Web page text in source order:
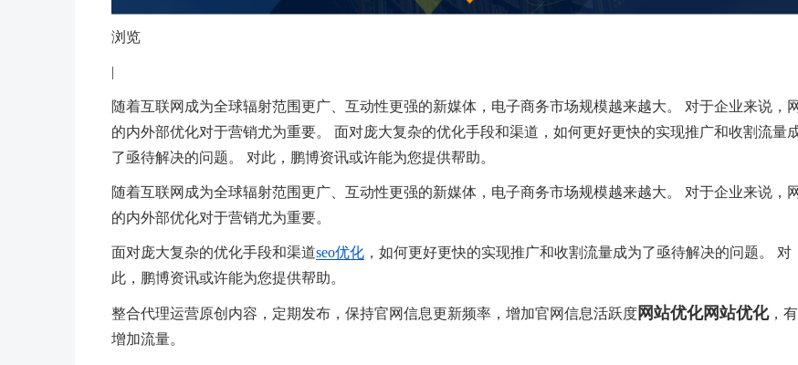
浏览
|
随着互联网成为全球辐射范围更广、互动性更强的新媒体，电子商务市场规模越来越大。 对于企业来说，
的内外部优化对于营销尤为重要。 面对庞大复杂的优化手段和渠道，如何更好更快的实现推广和收割流量
了亟待解决的问题。 对此，鹏博资讯或许能为您提供帮助。
随着互联网成为全球辐射范围更广、互动性更强的新媒体，电子商务市场规模越来越大。 对于企业来说，
的内外部优化对于营销尤为重要。
面对庞大复杂的优化手段和渠道seo优化 ，如何更好更快的实现推广和收割流量成为了亟待解决的问题。 对
此，鹏博资讯或许能为您提供帮助。
整合代理运营原创内容，定期发布，保持官网信息更新频率，增加官网信息活跃度网站优化网站优化，
增加流量。